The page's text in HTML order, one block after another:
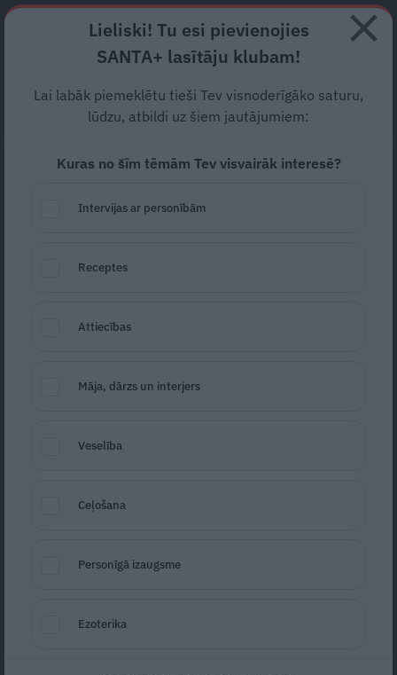
Abonē
Viss par aktualitātēm nodokļu jomā, valsts atbalstu
biznesmeņu veiksmes un neveiksmes.
«Visi domā, ka
mazdēla atzīšanās
DZĪVESSTILS
Lieliski! Tu esi pievienojies
SANTA+ lasītāju klubam!
Lai labāk piemeklētu tieši Tev visnoderīgāko saturu,
lūdzu, atbildi uz šiem jautājumiem:
Kuras no šīm tēmām Tev visvairāk interesē?
Intervijas ar personībām
Receptes
Attiecības
Māja, dārzs un interjers
Veselība
Ceļošana
Personīgā izaugsme
Ezoterika